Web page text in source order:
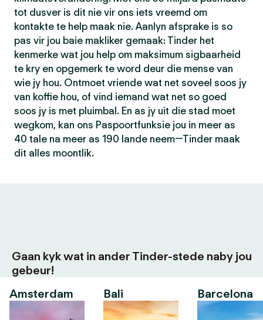
tot dusver is dit nie vir ons iets vreemd om
kontakte te help maak nie. Aanlyn afsprake is so
pas vir jou baie makliker gemaak: Tinder het
kenmerke wat jou help om maksimum sigbaarheid
te kry en opgemerk te word deur die mense van
wie jy hou. Ontmoet vriende wat net soveel soos jy
van koffie hou, of vind iemand wat net so goed
soos jy is met pluimbal. En as jy uit die stad moet
wegkom, kan ons Paspoortfunksie jou in meer as
40 tale na meer as 190 lande neem—Tinder maak
dit alles moontlik.
Gaan kyk wat in ander Tinder-stede naby jou
gebeur!
Amsterdam
Bali Barcelona